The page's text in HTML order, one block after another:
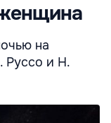
на
Руссо и Н.